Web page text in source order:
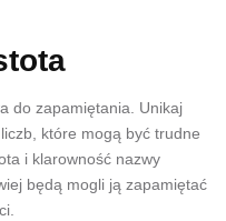
do zapamiętania. Unikaj
które mogą być trudne
i klarowność nazwy
będą mogli ją zapamiętać